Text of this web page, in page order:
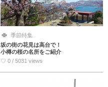
季節特集
坂の街の花見は高台で！
小樽の桜の名所をご紹介
♡ 0 / 5031 views